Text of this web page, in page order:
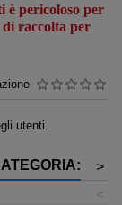
pericoloso per
di raccolta per
utenti.
>
<